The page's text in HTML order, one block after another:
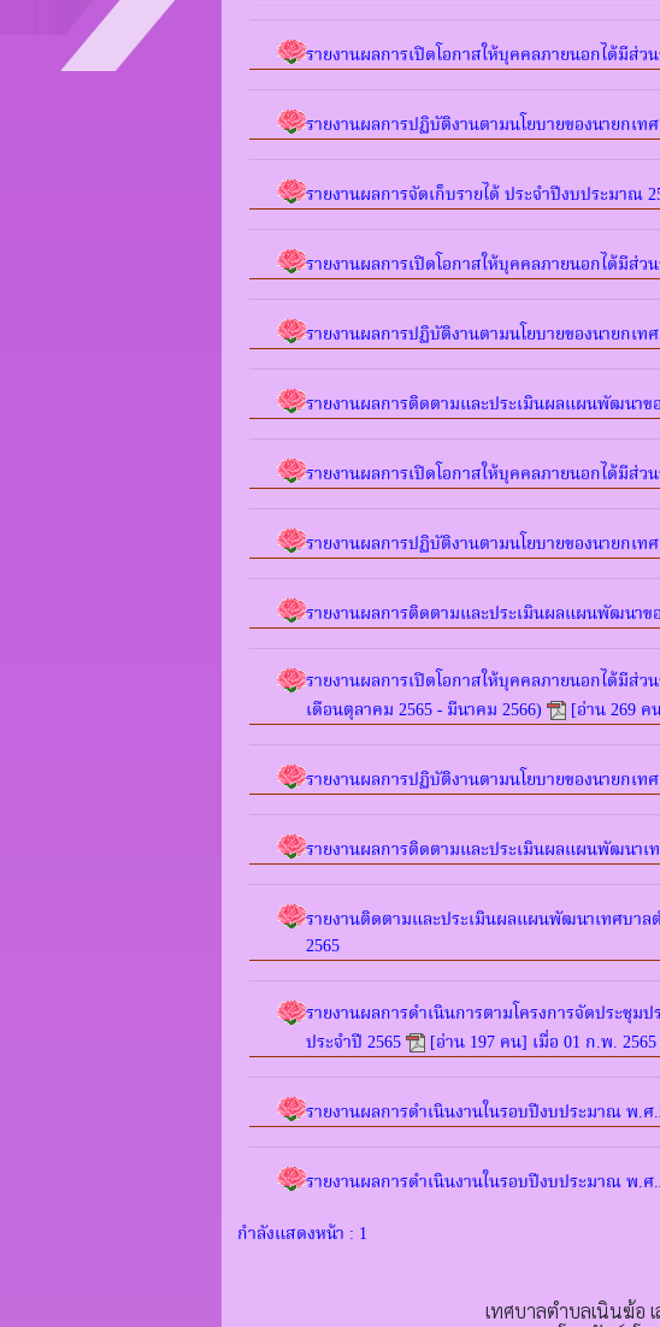
รายงานผลการเปิดโอกาสให้บุคคลภายนอกได้มีส่
รายงานผลการปฏิบัติงานตามนโยบายของนายกเ
รายงานผลการจัดเก็บรายได้ ประจำปีงบประมาณ
รายงานผลการเปิดโอกาสให้บุคคลภายนอกได้มีส่
รายงานผลการปฏิบัติงานตามนโยบายของนายกเ
รายงานผลการติดตามและประเมินผลแผนพัฒนา
รายงานผลการเปิดโอกาสให้บุคคลภายนอกได้มีส่
รายงานผลการปฏิบัติงานตามนโยบายของนายกเ
รายงานผลการติดตามและประเมินผลแผนพัฒนา
รายงานผลการเปิดโอกาสให้บุคคลภายนอกได้มีส่
เดือนตุลาคม 2565 - มีนาคม 2566)
[อ่าน 269 ค
รายงานผลการปฏิบัติงานตามนโยบายของนายกเท
รายงานผลการติดตามและประเมินผลแผนพัฒนาเ
รายงานติดตามและประเมินผลแผนพัฒนาเทศบา
2565
รายงานผลการดำเนินการตามโครงการจัดประชุ
ประจำปี 2565
[อ่าน 197 คน] เมื่อ 01 ก.พ. 2565
รายงานผลการดำเนินงานในรอบปีงบประมาณ พ.ศ
รายงานผลการดำเนินงานในรอบปีงบประมาณ พ.ศ
กำลังแสดงหน้า : 1
เทศบาลตำบลเนินฆ้อ